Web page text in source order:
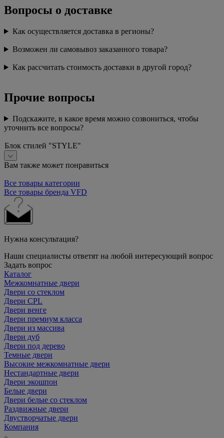
Вопросы о доставке
Как осуществляется доставка в регионы?
Возможен ли самовывоз заказанного товара?
Как рассчитать стоимость доставки в другой город?
Прочие вопросы
Подскажите, в какое время можно созвониться, чтобы
уточнить все вопросы?
Блок стилей "STYLE"
Вам также может понравиться
Все товары категории
Все товары бренда VFD
Нужна консультация?
Наши специалисты ответят на любой интересующий вопрос
Задать вопрос
Каталог
Межкомнатные двери
Двери со стеклом
Двери CPL
Двери венге
Двери премиум класса
Двери из массива
Двери дуб
Двери под дерево
Темные двери
Высокие межкомнатные двери
Нестандартные двери
Двери экошпон
Белые двери
Двери белые со стеклом
Раздвижные двери
Двустворчатые двери
Компания